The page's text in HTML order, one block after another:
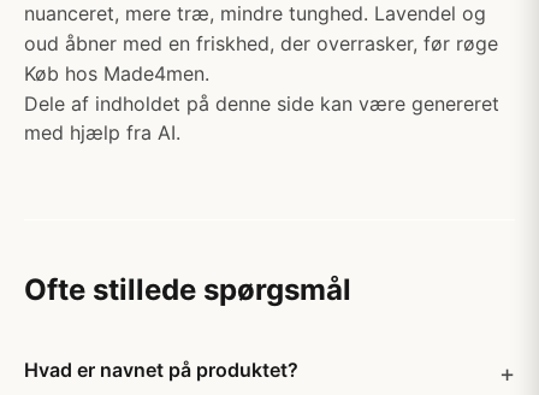
nuanceret, mere træ, mindre tunghed. Lavendel og
oud åbner med en friskhed, der overrasker, før røge
Køb hos Made4men.
Dele af indholdet på denne side kan være genereret
med hjælp fra AI.
Ofte stillede spørgsmål
Hvad er navnet på produktet?